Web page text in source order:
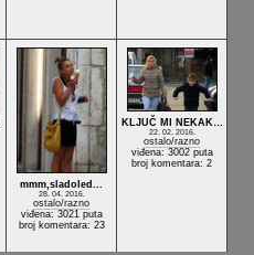
mmm,sladoled...
28. 04. 2016.
ostalo/razno
viđena: 3021 puta
broj komentara: 23
KLJUČ MI NEKAK…
22. 02. 2016.
ostalo/razno
viđena: 3002 puta
broj komentara: 2